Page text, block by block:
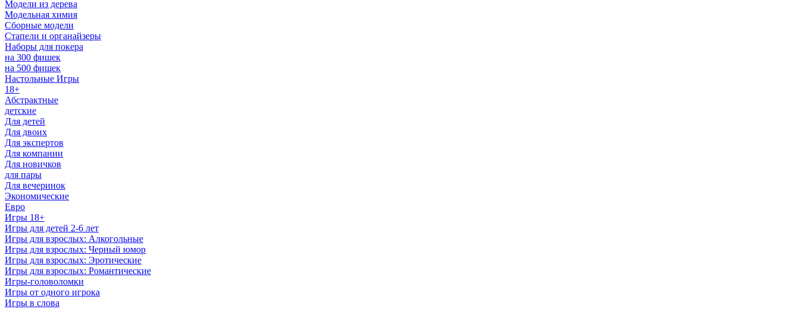
Модели из дерева
Модельная химия
Сборные модели
Стапели и органайзеры
Наборы для покера
на 300 фишек
на 500 фишек
Настольные Игры
18+
Абстрактные
детские
Для детей
Для двоих
Для экспертов
Для компании
Для новичков
для пары
Для вечеринок
Экономические
Евро
Игры 18+
Игры для детей 2-6 лет
Игры для взрослых: Алкогольные
Игры для взрослых: Черный юмор
Игры для взрослых: Эротические
Игры для взрослых: Романтические
Игры-головоломки
Игры от одного игрока
Игры в слова